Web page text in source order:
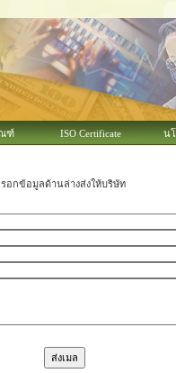
ณฑ์ ISO Certificate น
อกข้อมูลด้านล่างส่งให้บริษัท